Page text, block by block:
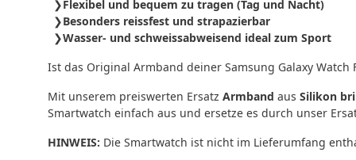
Flexibel und bequem zu tragen (Tag und Nacht)
Besonders reissfest und strapazierbar
Wasser- und schweissabweisend ideal zum Sport
Ist das Original Armband deiner Samsung Galaxy
Mit unserem preiswerten Ersatz Armband aus Silikon
Smartwatch einfach aus und ersetze es durch unser
HINWEIS: Die Smartwatch ist nicht im Lieferumfang